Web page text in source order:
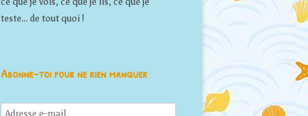
teste... de tout quoi !
Abonne-toi pour ne rien manquer
Adresse